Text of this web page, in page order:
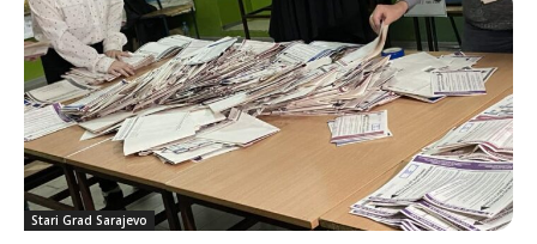
Stari Grad Sarajevo